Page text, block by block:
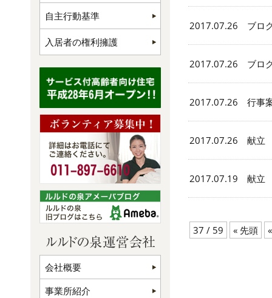
2017.07.26 ブロ
2017.07.26 ブロ
2017.07.26 行事
2017.07.26 献立
2017.07.19 献立
37 / 59 « 先頭 «
自主行動基準
入居者の権利擁護
会社概要
事業所紹介